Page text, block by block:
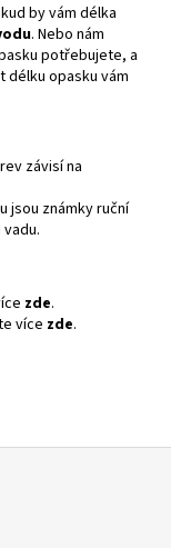
by vám délka
. Nebo nám
potřebujete, a
délku opasku vám
závisí na
jsou známky ruční
zde.
více zde.